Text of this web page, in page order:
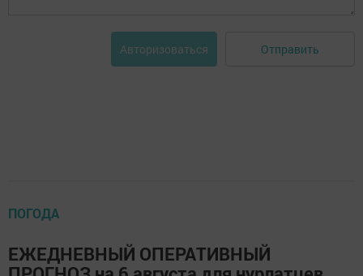
Авторизоваться Отправить
ПОГОДА
ЕЖЕДНЕВНЫЙ ОПЕРАТИВНЫЙ